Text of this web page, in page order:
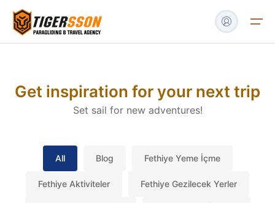
Turlar
Tekne & Yat
Havalimanı Transfer
Blog
Get inspiration for your next trip
Set sail for new adventures!
All Blog Fethiye Yeme İçme
Fethiye Aktiviteler Fethiye Gezilecek Yerler